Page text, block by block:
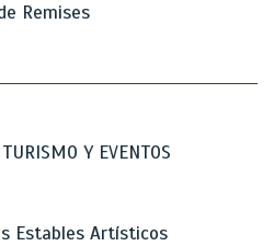
Remises
Y EVENTOS
Estables Artísticos